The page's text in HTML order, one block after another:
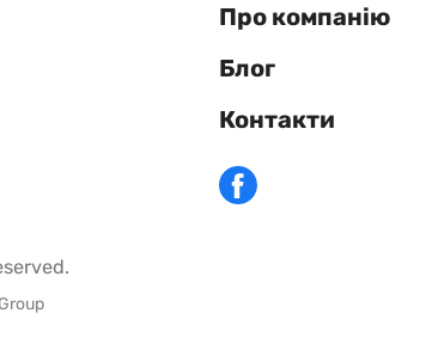
Про компанію
Блог
Контакти